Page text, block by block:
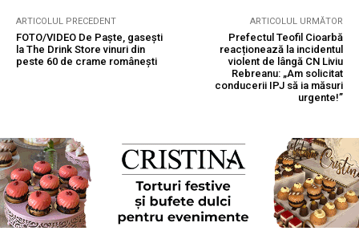
ARTICOLUL PRECEDENT
FOTO/VIDEO De Paște, gasești
la The Drink Store vinuri din
peste 60 de crame românești
ARTICOLUL URMĂTOR
Prefectul Teofil Cioarbă
reacționează la incidentul
violent de lângă CN Liviu
Rebreanu: „Am solicitat
conducerii IPJ să ia măsuri
urgente!”